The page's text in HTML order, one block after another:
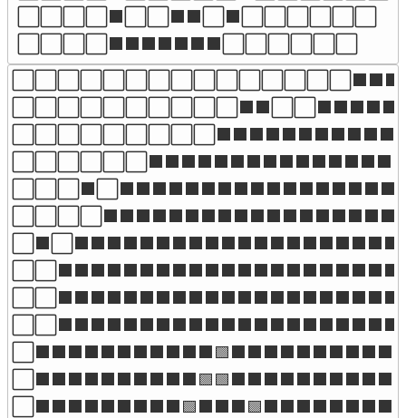
⬜⬜⬜⬜⬛⬜⬜⬛⬛⬜⬛⬜⬜⬜⬜⬜⬜
⬜⬜⬜⬜⬛⬛⬛⬛⬛⬛⬛⬜⬜⬜⬜⬜⬜